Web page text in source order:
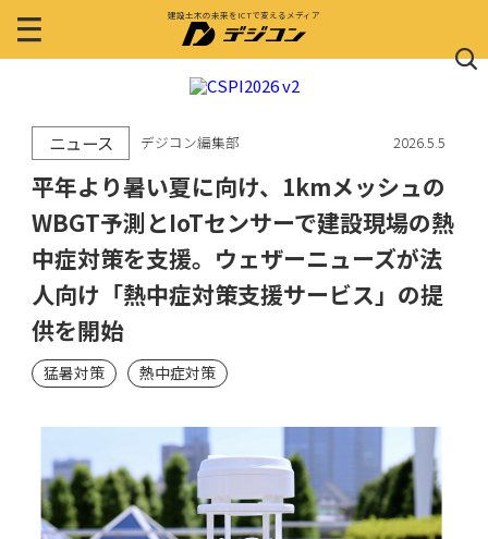
建設土木の未来をICTで変えるメディア
ニュース デジコン編集部 2026.5.5
平年より暑い夏に向け、1kmメッシュの
WBGT予測とIoTセンサーで建設現場の熱
中症対策を支援。ウェザーニューズが法
人向け「熱中症対策支援サービス」の提
供を開始
猛暑対策 熱中症対策